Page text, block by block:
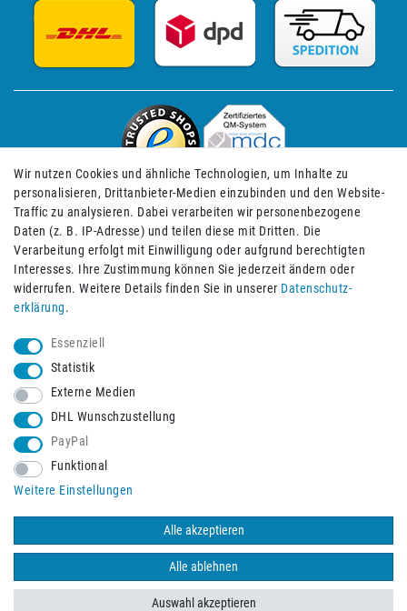
Impressum Daten­schutz­erklärung AGB
© 2026 Burbach+Goetz Deutsche Sanitätshaus GmbH
vorbehalten. Alle Preise verstehen sich inklusive der Mehrwertsteuer,
zuzüglich der Versandkosten.
Wir nutzen Cookies und ähnliche Technologien, um Inhalte zu
personalisieren, Drittanbieter-Medien einzubinden und den Website-
Traffic zu analysieren. Dabei verarbeiten wir personenbezogene
Daten (z. B. IP-Adresse) und teilen diese mit Dritten. Die
Verarbeitung erfolgt mit Einwilligung oder aufgrund berechtigten
Interesses. Ihre Zustimmung können Sie jederzeit ändern oder
widerrufen. Weitere Details finden Sie in unserer Daten­schutz­
erklärung.
Essenziell
Statistik
Externe Medien
DHL Wunschzustellung
PayPal
Funktional
Weitere Einstellungen
Alle akzeptieren
Alle ablehnen
Auswahl akzeptieren